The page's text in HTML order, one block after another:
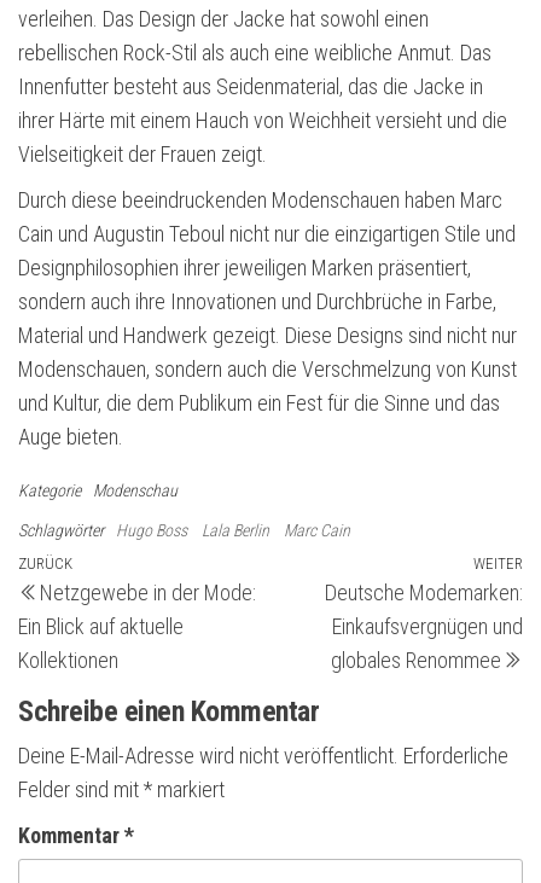
verleihen. Das Design der Jacke hat sowohl einen
rebellischen Rock-Stil als auch eine weibliche Anmut. Das
Innenfutter besteht aus Seidenmaterial, das die Jacke in
ihrer Härte mit einem Hauch von Weichheit versieht und die
Vielseitigkeit der Frauen zeigt.
Durch diese beeindruckenden Modenschauen haben Marc
Cain und Augustin Teboul nicht nur die einzigartigen Stile und
Designphilosophien ihrer jeweiligen Marken präsentiert,
sondern auch ihre Innovationen und Durchbrüche in Farbe,
Material und Handwerk gezeigt. Diese Designs sind nicht nur
Modenschauen, sondern auch die Verschmelzung von Kunst
und Kultur, die dem Publikum ein Fest für die Sinne und das
Auge bieten.
Kategorie Modenschau
Schlagwörter Hugo Boss Lala Berlin Marc Cain
Beitragsnavigation
Vorheriger
Beitrag
ZURÜCK
Netzgewebe in der Mode:
Ein Blick auf aktuelle
Kollektionen
WEITER
Deutsche Modemarken:
Einkaufsvergnügen und
globales Renommee
Schreibe einen Kommentar
Deine E-Mail-Adresse wird nicht veröffentlicht. Erforderliche
Felder sind mit* markiert
Kommentar*